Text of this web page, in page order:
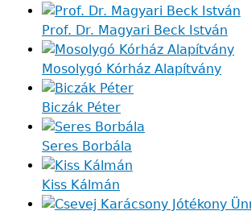
Prof. Dr. Magyari Beck István
Mosolygó Kórház Alapítvány
Biczák Péter
Seres Borbála
Kiss Kálmán